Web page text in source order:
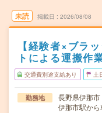
未読 掲載日 2026/08/08
【経験者×ブラ
トによる運搬作
交通費別途支給あり 土
勤務地
長野県伊那市
伊那市駅か